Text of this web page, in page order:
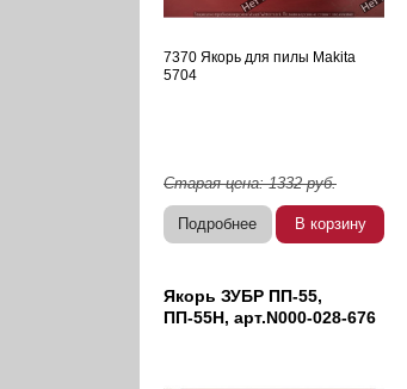
7370 Якорь для пилы Makita
5704
Старая цена:1332руб.
Подробнее В корзину
Якорь ЗУБР ПП-55,
ПП-55Н, арт.N000-028-676